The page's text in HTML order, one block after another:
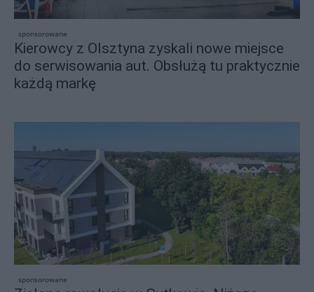
sponsorowane
Kierowcy z Olsztyna zyskali nowe miejsce
do serwisowania aut. Obsłużą tu praktycznie
każdą markę
sponsorowane